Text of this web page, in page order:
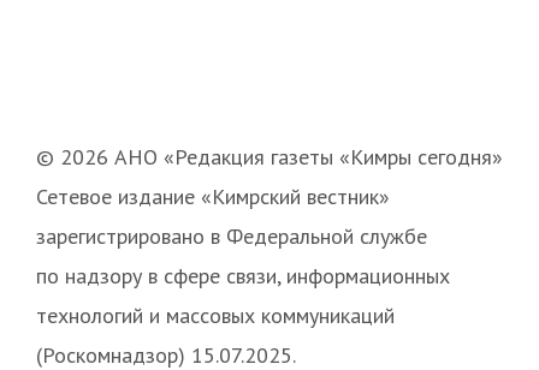
© 2026 АНО «Редакция газеты «Кимры сегодня»
Сетевое издание «Кимрский вестник»
зарегистрировано в Федеральной службе
по надзору в сфере связи, информационных
технологий и массовых коммуникаций
(Роскомнадзор) 15.07.2025.